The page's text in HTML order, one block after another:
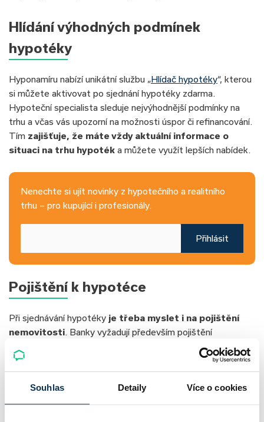
Souhlas Detaily Více o cookies
Hlídání výhodných podmínek
hypotéky
Hyponamíru nabízí unikátní službu „Hlídač hypotéky“, kterou
si můžete aktivovat po sjednání hypotéky zdarma.
Hypoteční specialista sleduje nejvýhodnější podmínky na
trhu a včas vás upozorní na možnosti úspor či refinancování.
Tím zajišťuje, že máte vždy aktuální informace o
situaci na trhu hypoték a můžete využít lepších nabídek.
Nenechte si ujít novinky z hypotečního a realitního
trhu – pro kupující i profesionály.
Přihlásit
Pojištění k hypotéce
Při sjednávání hypotéky je třeba myslet i na pojištění
nemovitosti. Banky vyžadují především pojištění
zastavené nemovitosti, aby se chránily pro případ fatálních
škod, jako je například kompletní zničení domu požárem
nebo při povodni. Toto pojištění chrání nejen banku, ale i vás
jako majitele nemovitosti. Proto je nezbytné nastavit
dostatečný rozsah rizik a výši pojistných částek.